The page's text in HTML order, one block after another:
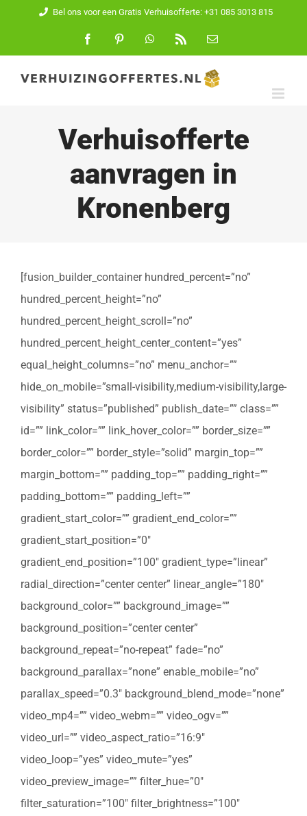
inhoud
Bel ons voor een Gratis Verhuisofferte: +31 085 3013 815
FacebookPinterest WhatsApp
E-
Verhuisofferte
aanvragen in
Kronenberg
[fusion_builder_container hundred_percent=”no”
hundred_percent_height=”no”
hundred_percent_height_scroll=”no”
hundred_percent_height_center_content=”yes”
equal_height_columns=”no” menu_anchor=””
hide_on_mobile=”small-visibility,medium-visibility,large-
visibility” status=”published” publish_date=”” class=””
id=”” link_color=”” link_hover_color=”” border_size=””
border_color=”” border_style=”solid” margin_top=””
margin_bottom=”” padding_top=”” padding_right=””
padding_bottom=”” padding_left=””
gradient_start_color=”” gradient_end_color=””
gradient_start_position=”0″
gradient_end_position=”100″ gradient_type=”linear”
radial_direction=”center center” linear_angle=”180″
background_color=”” background_image=””
background_position=”center center”
background_repeat=”no-repeat” fade=”no”
background_parallax=”none” enable_mobile=”no”
parallax_speed=”0.3″ background_blend_mode=”none”
video_mp4=”” video_webm=”” video_ogv=””
video_url=”” video_aspect_ratio=”16:9″
video_loop=”yes” video_mute=”yes”
video_preview_image=”” filter_hue=”0″
filter_saturation=”100″ filter_brightness=”100″